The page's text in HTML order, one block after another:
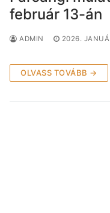
február 13-án
ADMIN 2026.
OLVASS TOVÁBB →